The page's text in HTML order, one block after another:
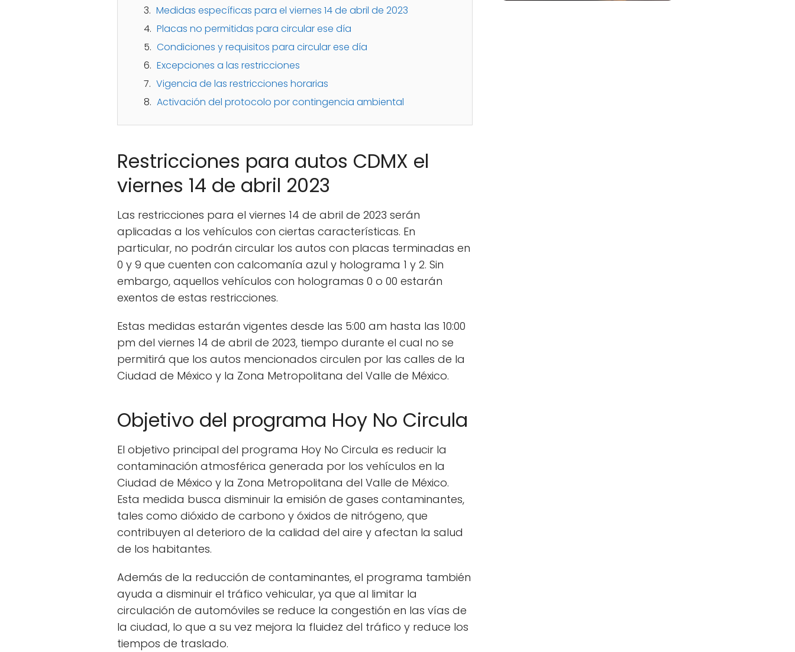
Medidas específicas para el viernes 14 de abril de 2023
Placas no permitidas para circular ese día
Condiciones y requisitos para circular ese día
Excepciones a las restricciones
Vigencia de las restricciones horarias
Activación del protocolo por contingencia ambiental
Restricciones para autos CDMX el
viernes 14 de abril 2023
Las restricciones para el viernes 14 de abril de 2023 serán
aplicadas a los vehículos con ciertas características. En
particular, no podrán circular los autos con placas terminadas en
0 y 9 que cuenten con calcomanía azul y holograma 1 y 2. Sin
embargo, aquellos vehículos con hologramas 0 o 00 estarán
exentos de estas restricciones.
Estas medidas estarán vigentes desde las 5:00 am hasta las 10:00
pm del viernes 14 de abril de 2023, tiempo durante el cual no se
permitirá que los autos mencionados circulen por las calles de la
Ciudad de México y la Zona Metropolitana del Valle de México.
Objetivo del programa Hoy No Circula
El objetivo principal del programa Hoy No Circula es reducir la
contaminación atmosférica generada por los vehículos en la
Ciudad de México y la Zona Metropolitana del Valle de México.
Esta medida busca disminuir la emisión de gases contaminantes,
tales como dióxido de carbono y óxidos de nitrógeno, que
contribuyen al deterioro de la calidad del aire y afectan la salud
de los habitantes.
Además de la reducción de contaminantes, el programa también
ayuda a disminuir el tráfico vehicular, ya que al limitar la
circulación de automóviles se reduce la congestión en las vías de
la ciudad, lo que a su vez mejora la fluidez del tráfico y reduce los
tiempos de traslado.